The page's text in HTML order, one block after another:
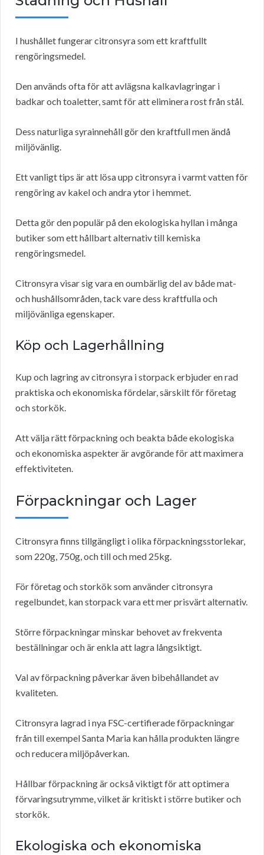
I hushållet fungerar citronsyra som ett kraftfullt
rengöringsmedel.
Den används ofta för att avlägsna kalkavlagringar i
badkar och toaletter, samt för att eliminera rost från stål.
Dess naturliga syrainnehåll gör den kraftfull men ändå
miljövänlig.
Ett vanligt tips är att lösa upp citronsyra i varmt vatten för
rengöring av kakel och andra ytor i hemmet.
Detta gör den populär på den ekologiska hyllan i många
butiker som ett hållbart alternativ till kemiska
rengöringsmedel.
Citronsyra visar sig vara en oumbärlig del av både mat-
och hushållsområden, tack vare dess kraftfulla och
miljövänliga egenskaper.
Köp och Lagerhållning
Kup och lagring av citronsyra i storpack erbjuder en rad
praktiska och ekonomiska fördelar, särskilt för företag
och storkök.
Att välja rätt förpackning och beakta både ekologiska
och ekonomiska aspekter är avgörande för att maximera
effektiviteten.
Förpackningar och Lager
Citronsyra finns tillgängligt i olika förpackningsstorlekar,
som 220g, 750g, och till och med 25kg.
För företag och storkök som använder citronsyra
regelbundet, kan storpack vara ett mer prisvärt alternativ.
Större förpackningar minskar behovet av frekventa
beställningar och är enkla att lagra långsiktigt.
Val av förpackning påverkar även bibehållandet av
kvaliteten.
Citronsyra lagrad i nya FSC-certifierade förpackningar
från till exempel Santa Maria kan hålla produkten längre
och reducera miljöpåverkan.
Hållbar förpackning är också viktigt för att optimera
förvaringsutrymme, vilket är kritiskt i större butiker och
storkök.
Ekologiska och ekonomiska